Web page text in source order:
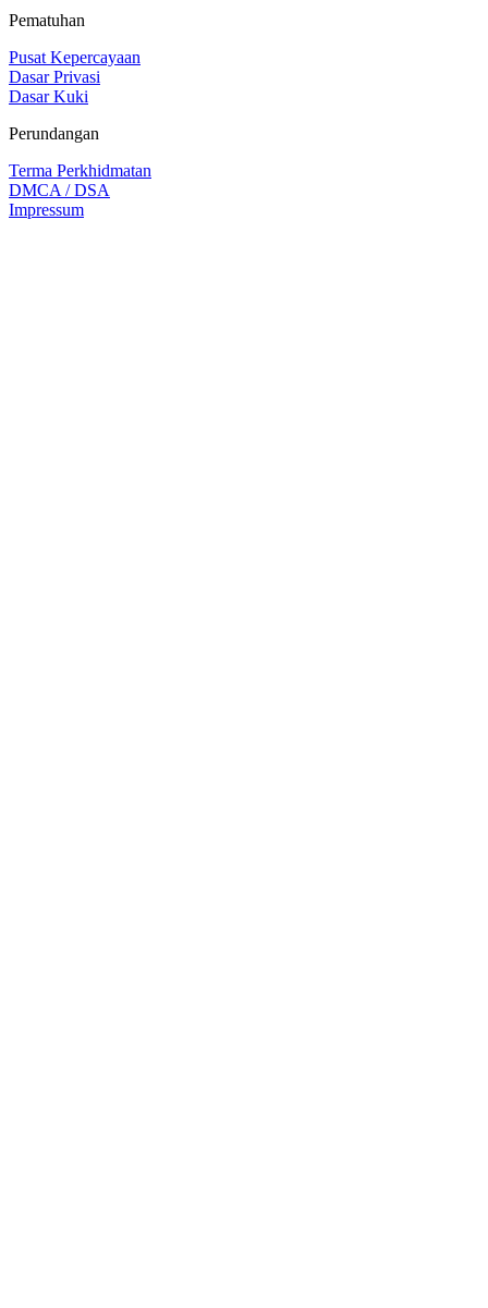
Pematuhan
Pusat Kepercayaan
Dasar Privasi
Dasar Kuki
Perundangan
Terma Perkhidmatan
DMCA / DSA
Impressum